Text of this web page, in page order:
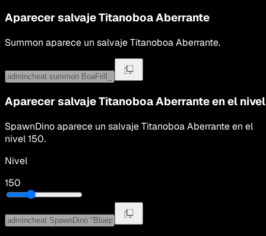
Aparecer salvajeTitanoboa Aberrante
Summon aparece un salvajeTitanoboa Aberrante.
Aparecer salvajeTitanoboa Aberranteen el nivel
SpawnDinoaparece un salvajeTitanoboa Aberranteen el
nivel150.
Nivel
150